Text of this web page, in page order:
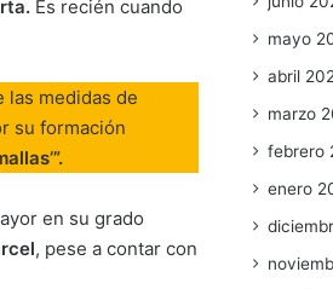
Es recién cuando
las medidas de
su formación
en su grado
, pese a contar con
mayo
abril
marzo
febrero
enero